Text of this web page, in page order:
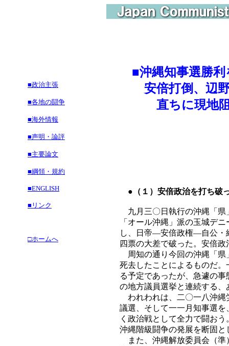
■政治主張
■各地の闘争
■海外情報
■声明・論評
■主要論文
■綱領・規約
■ENGLISH
■リンク
□ホームへ
■沖縄知事選勝
安倍打倒、辺野
直ちに現地阻
●（１）安倍政治を打ち破
九月三〇日執行の沖縄「県
「オール沖縄」派の玉城デ
し、日帝―安倍政権―自公・
四票の大差で破った。安倍
周知の通り今回の沖縄「県
死去したことによるものだ
る予定であったが、急遽の
の地方議員選挙と連続する
われわれは、二〇一八沖縄
議選、そして一一月知事選
く政治戦として全力で闘お
沖縄階級闘争の発展を断固
また、沖縄解放委員会（準